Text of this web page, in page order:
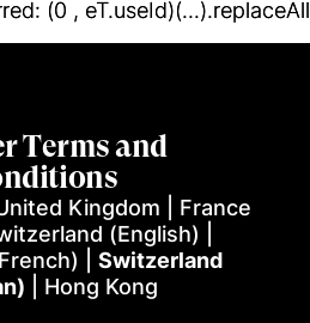
(0 ,
(0 , eT.useId)(...).replaceAll
Terms and
Kingdom
France
(English)
Switzerland
Hong Kong